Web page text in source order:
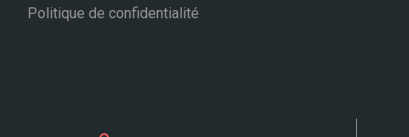
Politique de confidentialité